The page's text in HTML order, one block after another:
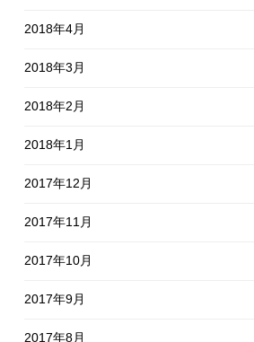
2018年4月
2018年3月
2018年2月
2018年1月
2017年12月
2017年11月
2017年10月
2017年9月
2017年8月